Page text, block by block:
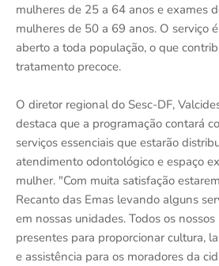
mulheres de 25 a 64 anos e exames
mulheres de 50 a 69 anos. O serviço
aberto a toda população, o que
tratamento precoce.
O diretor regional do Sesc-DF,
destaca que a programação contará
serviços essenciais que estarão
atendimento odontológico e espaço
mulher. "Com muita satisfação
Recanto das Emas levando alguns
em nossas unidades. Todos os
presentes para proporcionar cultura,
e assistência para os moradores da